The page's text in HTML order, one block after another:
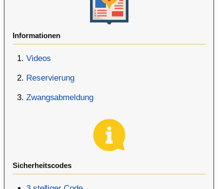
Informationen
Videos
Reservierung
Zwangsabmeldung
Sicherheitscodes